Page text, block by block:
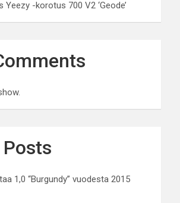
-korotus 700 V2 ‘Geode’
1,0 “Burgundy” vuodesta 2015